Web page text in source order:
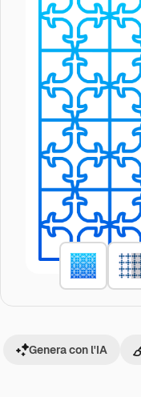
Genera con l'IA